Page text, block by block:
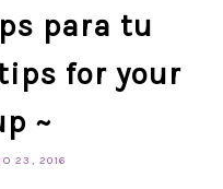
para tu
for your
~
23, 2016